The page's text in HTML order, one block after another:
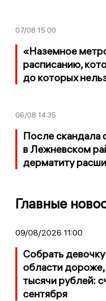
07/08 15:00
«Наземное
расписанию,
до которых
06/08 14:35
После скандала
в Лежневском
дерматиту
Главные
09/08/2026 11:00
Собрать
области
тысячи рублей:
сентября